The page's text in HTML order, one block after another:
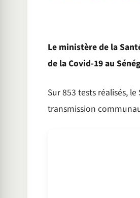
Le ministère de la
de la Covid-19 au
Sur 853 tests réalisés,
transmission